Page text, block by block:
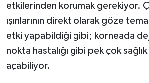
etkilerinden korumak gerekiyor.
ışınlarının direkt olarak göze
etki yapabildiği gibi; korneada
nokta hastalığı gibi pek çok
açabiliyor.